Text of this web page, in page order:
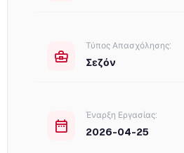
Τύπος Απασχόλησης:
Σεζόν
Έναρξη Εργασίας:
2026-04-25